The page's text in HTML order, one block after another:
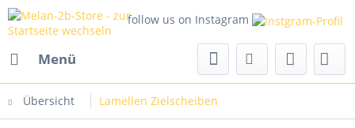
follow us on Instagram
Menü
Übersicht Lamellen Zielscheiben